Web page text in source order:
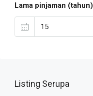
Lama pinjaman (tahun)
Listing Serupa